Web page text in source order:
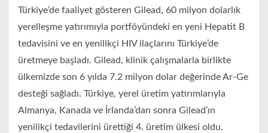
Türkiye’de faaliyet gösteren Gilead, 60 milyon dolarlık
yerelleşme yatırımıyla portföyündeki en yeni Hepatit B
tedavisini ve en yenilikçi HIV ilaçlarını Türkiye’de
üretmeye başladı. Gilead, klinik çalışmalarla birlikte
ülkemizde son 6 yılda 7.2 milyon dolar değerinde Ar-Ge
desteği sağladı. Türkiye, yerel üretim yatırımlarıyla
Almanya, Kanada ve İrlanda’dan sonra Gilead’ın
yenilikçi tedavilerini ürettiği 4. üretim ülkesi oldu.